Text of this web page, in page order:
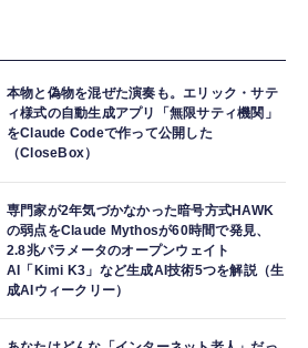
本物と偽物を混ぜた演奏も。エリック・サテ
ィ様式の自動生成アプリ「無限サティ機関」
をClaude Codeで作って公開した
（CloseBox）
専門家が2年気づかなかった暗号方式HAWK
の弱点をClaude Mythosが60時間で発見、
2.8兆パラメータのオープンウェイト
AI「Kimi K3」など生成AI技術5つを解説（生
成AIウィークリー）